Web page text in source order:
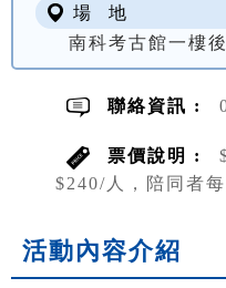
場 地
南科考古館一樓
聯絡資訊 :
票價說明 :
$240/人，陪同者
活動內容介紹